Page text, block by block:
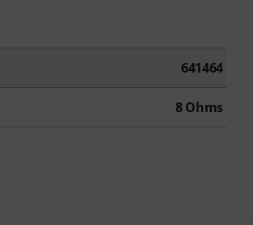
641464
8 Ohms